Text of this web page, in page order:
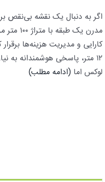
اگر به دنبال یک نقشه بی‌نقص
مدرن یک‌
کارایی و مدیریت هزینه‌ها
۱۲ متر، پاسخی هوشمندانه به
لوکس اما (ادامه مطلب)